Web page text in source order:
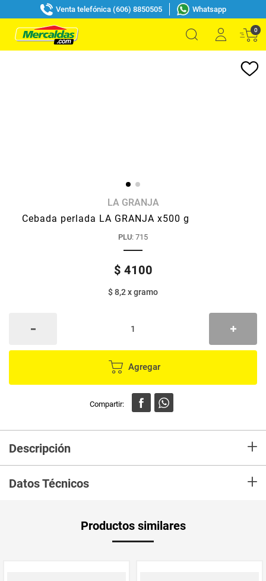
Venta telefónica (606) 8850505 Whatsapp
0
LA GRANJA
Cebada perlada LA GRANJA x500 g
PLU: 715
$ 4100
$ 8,2xgramo
Agregar
Descripción +
grasos esenciales, contiene vitamina C, biotina, tiatina, etc.
Datos Técnicos +
Productos similares